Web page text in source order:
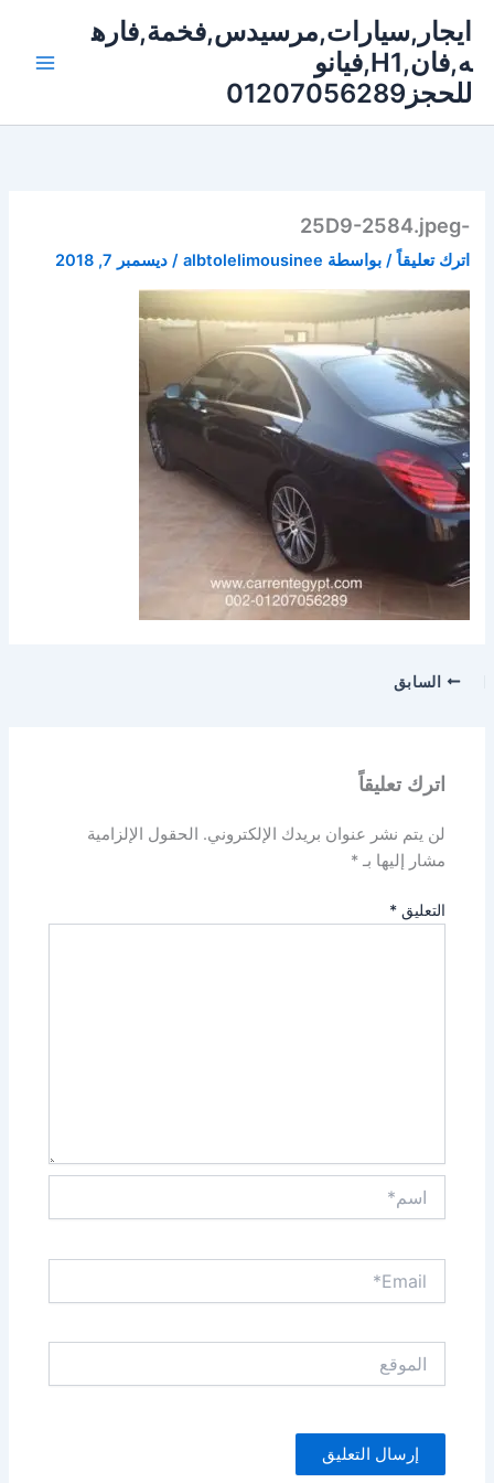
المحتوى
ايجار,سيارات,مرسيدس,فخمة,فاره
ه,فان,H1,فيانو
للحجز01207056289
-25D9-2584.jpeg
اترك تعليقاً / بواسطة albtolelimousinee
/ديسمبر 7, 2018
السابق
اترك تعليقاً
لن يتم نشر عنوان بريدك الإلكتروني. الحقول الإلزامية
مشار إليها بـ*
التعليق*